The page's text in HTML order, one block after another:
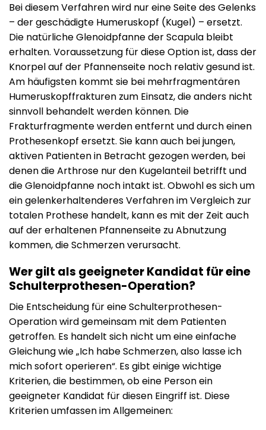
Bei diesem Verfahren wird nur eine Seite des Gelenks
– der geschädigte Humeruskopf (Kugel) – ersetzt.
Die natürliche Glenoidpfanne der Scapula bleibt
erhalten. Voraussetzung für diese Option ist, dass der
Knorpel auf der Pfannenseite noch relativ gesund ist.
Am häufigsten kommt sie bei mehrfragmentären
Humeruskopffrakturen zum Einsatz, die anders nicht
sinnvoll behandelt werden können. Die
Frakturfragmente werden entfernt und durch einen
Prothesenkopf ersetzt. Sie kann auch bei jungen,
aktiven Patienten in Betracht gezogen werden, bei
denen die Arthrose nur den Kugelanteil betrifft und
die Glenoidpfanne noch intakt ist. Obwohl es sich um
ein gelenkerhaltenderes Verfahren im Vergleich zur
totalen Prothese handelt, kann es mit der Zeit auch
auf der erhaltenen Pfannenseite zu Abnutzung
kommen, die Schmerzen verursacht.
Wer gilt als geeigneter Kandidat für eine
Schulterprothesen-Operation?
Die Entscheidung für eine Schulterprothesen-
Operation wird gemeinsam mit dem Patienten
getroffen. Es handelt sich nicht um eine einfache
Gleichung wie „Ich habe Schmerzen, also lasse ich
mich sofort operieren“. Es gibt einige wichtige
Kriterien, die bestimmen, ob eine Person ein
geeigneter Kandidat für diesen Eingriff ist. Diese
Kriterien umfassen im Allgemeinen: